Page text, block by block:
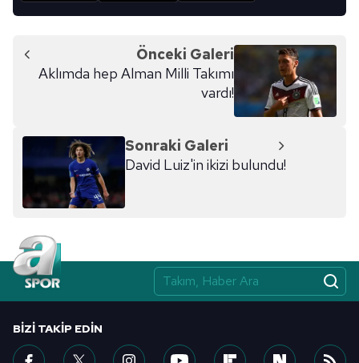
Önceki Galeri
Aklımda hep Alman Milli Takımı
vardı!
Sonraki Galeri
David Luiz'in ikizi bulundu!
BIZI TAKIP EDIN